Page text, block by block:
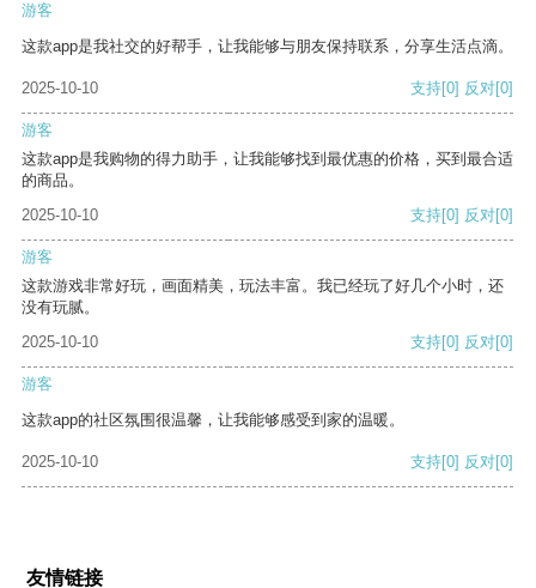
游客
这款app是我社交的好帮手，让我能够与朋友保持联系，分享生活点滴。
2025-10-10 支持[0] 反对[0]
游客
这款app是我购物的得力助手，让我能够找到最优惠的价格，买到最合适
的商品。
2025-10-10
支持[0] 反对[0]
游客
这款游戏非常好玩，画面精美，玩法丰富。我已经玩了好几个小时，还
没有玩腻。
2025-10-10
支持[0] 反对[0]
游客
这款app的社区氛围很温馨，让我能够感受到家的温暖。
2025-10-10 支持[0] 反对[0]
友情链接